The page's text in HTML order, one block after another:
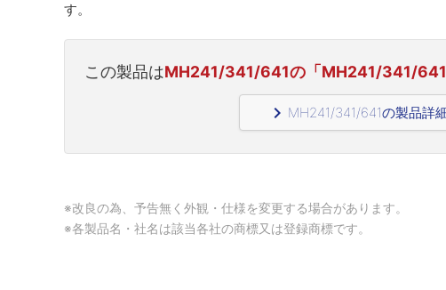
す。
この製品はMH241/341/641の「MH241/341/641
navigate_next MH241/341/641の製品詳
※改良の為、予告無く外観・仕様を変更する場合があります。
※各製品名・社名は該当各社の商標又は登録商標です。